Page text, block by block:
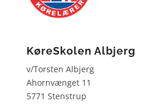
KøreSkolen Albjerg
v/Torsten Albjerg
Ahornvænget 11
5771 Stenstrup